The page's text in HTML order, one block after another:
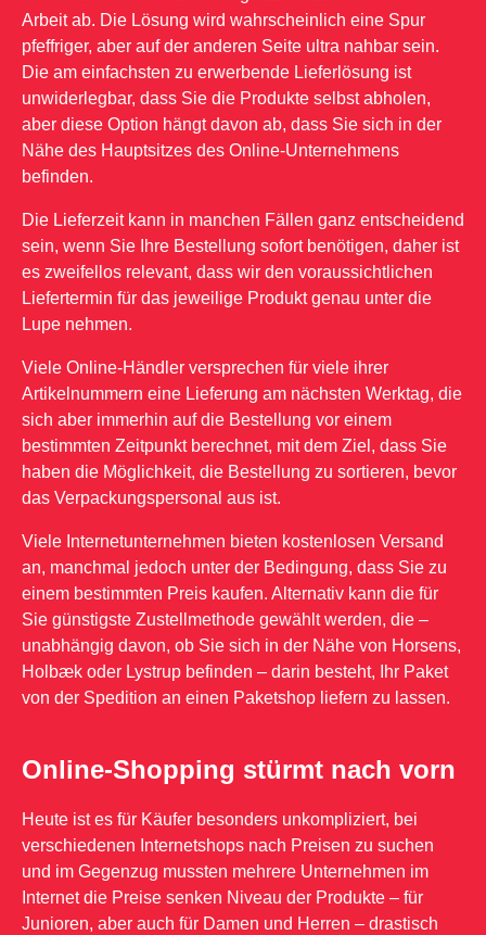
Arbeit ab. Die Lösung wird wahrscheinlich eine Spur
pfeffriger, aber auf der anderen Seite ultra nahbar sein.
Die am einfachsten zu erwerbende Lieferlösung ist
unwiderlegbar, dass Sie die Produkte selbst abholen,
aber diese Option hängt davon ab, dass Sie sich in der
Nähe des Hauptsitzes des Online-Unternehmens
befinden.
Die Lieferzeit kann in manchen Fällen ganz entscheidend
sein, wenn Sie Ihre Bestellung sofort benötigen, daher ist
es zweifellos relevant, dass wir den voraussichtlichen
Liefertermin für das jeweilige Produkt genau unter die
Lupe nehmen.
Viele Online-Händler versprechen für viele ihrer
Artikelnummern eine Lieferung am nächsten Werktag, die
sich aber immerhin auf die Bestellung vor einem
bestimmten Zeitpunkt berechnet, mit dem Ziel, dass Sie
haben die Möglichkeit, die Bestellung zu sortieren, bevor
das Verpackungspersonal aus ist.
Viele Internetunternehmen bieten kostenlosen Versand
an, manchmal jedoch unter der Bedingung, dass Sie zu
einem bestimmten Preis kaufen. Alternativ kann die für
Sie günstigste Zustellmethode gewählt werden, die –
unabhängig davon, ob Sie sich in der Nähe von Horsens,
Holbæk oder Lystrup befinden – darin besteht, Ihr Paket
von der Spedition an einen Paketshop liefern zu lassen.
Online-Shopping stürmt nach vorn
Heute ist es für Käufer besonders unkompliziert, bei
verschiedenen Internetshops nach Preisen zu suchen
und im Gegenzug mussten mehrere Unternehmen im
Internet die Preise senken Niveau der Produkte – für
Junioren, aber auch für Damen und Herren – drastisch